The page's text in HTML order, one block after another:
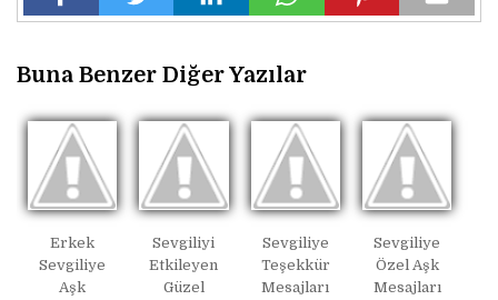
Buna Benzer Diğer Yazılar
Erkek
Sevgiliye
Aşk
Sevgiliyi
Etkileyen
Güzel
Sevgiliye
Teşekkür
Mesajları
Sevgiliye
Özel Aşk
Mesajları